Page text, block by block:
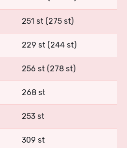
251 st (275 st)
229 st (244 st)
256 st (278 st)
268 st
253 st
309 st